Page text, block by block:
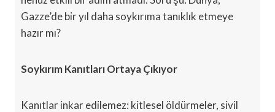
Gazze’de bir yıl daha soykırıma tanıklık etmeye
hazır mı?
Soykırım Kanıtları Ortaya Çıkıyor
Kanıtlar inkar edilemez: kitlesel öldürmeler, sivil